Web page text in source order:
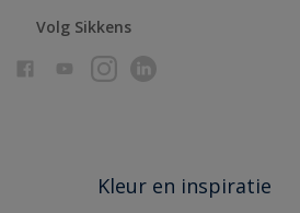
Volg Sikkens
Kleur en inspiratie